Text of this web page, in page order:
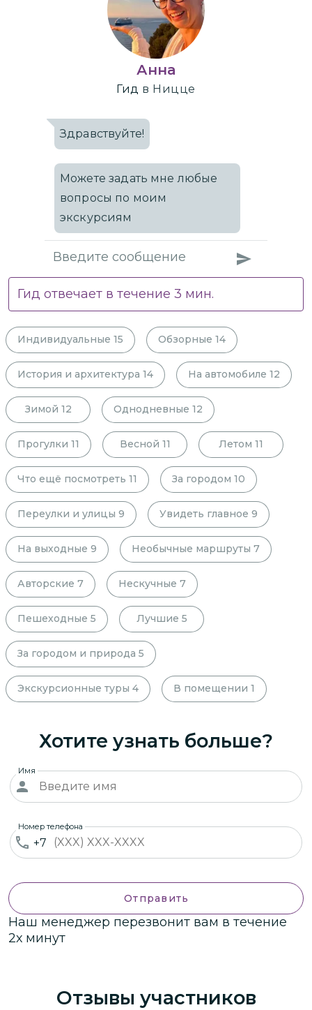
Анна
Гид в Ницце
Здравствуйте!
Можете задать мне любые
вопросы по моим
экскурсиям
Гид отвечает в течение 3 мин.
Индивидуальные 15 Обзорные 14
История и архитектура 14 На автомобиле 12
Зимой 12 Однодневные 12
Прогулки 11 Весной 11 Летом 11
Что ещё посмотреть 11 За городом 10
Переулки и улицы 9 Увидеть главное 9
На выходные 9 Необычные маршруты 7
Авторские 7 Нескучные 7
Пешеходные 5 Лучшие 5
За городом и природа 5
Экскурсионные туры 4 В помещении 1
Хотите узнать больше?
Имя
+7
Номер телефона
Отправить
Наш менеджер перезвонит вам в течение
2х минут
Отзывы участников